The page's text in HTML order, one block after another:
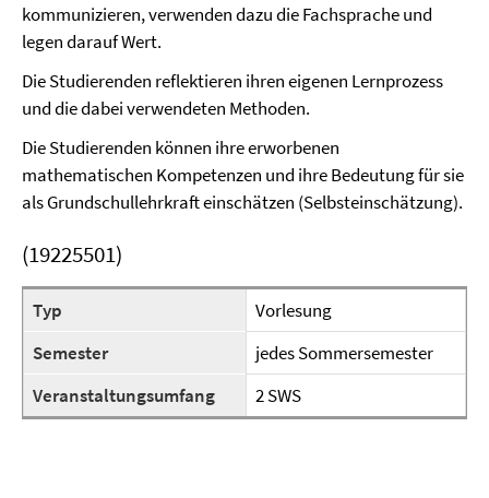
kommunizieren, verwenden dazu die Fachsprache und
legen darauf Wert.
Die Studierenden reflektieren ihren eigenen Lernprozess
und die dabei verwendeten Methoden.
Die Studierenden können ihre erworbenen
mathematischen Kompetenzen und ihre Bedeutung für sie
als Grundschullehrkraft einschätzen (Selbsteinschätzung).
(19225501)
Typ
Vorlesung
Semester
jedes Sommersemester
Veranstaltungsumfang
2 SWS